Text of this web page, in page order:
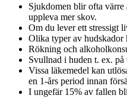
Sjukdomen blir ofta
uppleva mer skov.
Om du lever ett stressigt
Olika typer av hudskador
Rökning och
Svullnad i huden t. ex. på
Vissa läkemedel kan
en 1-års period innan
I ungefär 15% av fallen